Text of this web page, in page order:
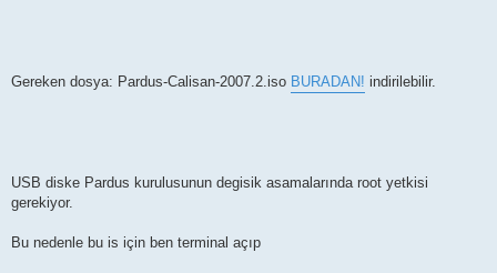
Gereken dosya: Pardus-Calisan-2007.2.iso BURADAN! indirilebilir.
USB diske Pardus kurulusunun degisik asamalarında root yetkisi
gerekiyor.
Bu nedenle bu is için ben terminal açıp